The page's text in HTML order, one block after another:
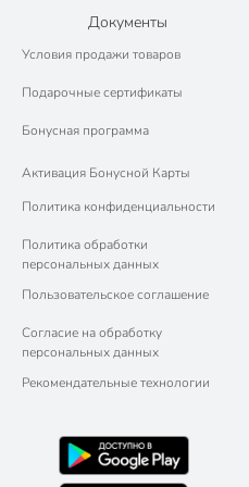
20.5 см
Золотой цветок
с рисунком
фарфор
белый
Документы
Условия продажи товаров
Подарочные сертификаты
Бонусная программа
Активация Бонусной Карты
Политика конфиденциальности
Политика обработки
персональных данных
Пользовательское соглашение
Согласие на обработку
персональных данных
Рекомендательные технологии